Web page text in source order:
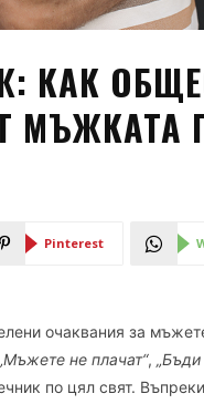
КАК
МЪЖКАТА
Pinterest
очаквания за
„Мъжете не плачат“,
по цял свят.